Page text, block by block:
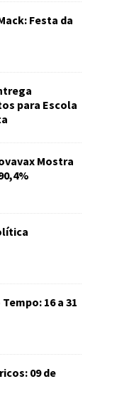
Festa da
para Escola
Mostra
16 a 31
09 de